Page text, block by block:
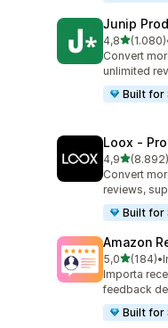
Junip
4,8stelle su
(1.080)
1080
Convert
unlimited
Built for
Loox ‑
4,9stelle su
(8.892)
8892
Convert
reviews,
Built for
Amazon
5,0stelle su
(184)
184 •
Importa
feedback
Built for